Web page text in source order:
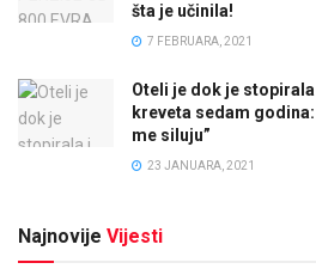
šta je učinila!
7 FEBRUARA, 2021
Oteli je dok je
kreveta sedam
me siluju”
23 JANUARA, 2021
Najnovije Vijesti